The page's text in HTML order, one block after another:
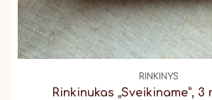
RINKINYS
Rinkinukas „Sveikiname”,